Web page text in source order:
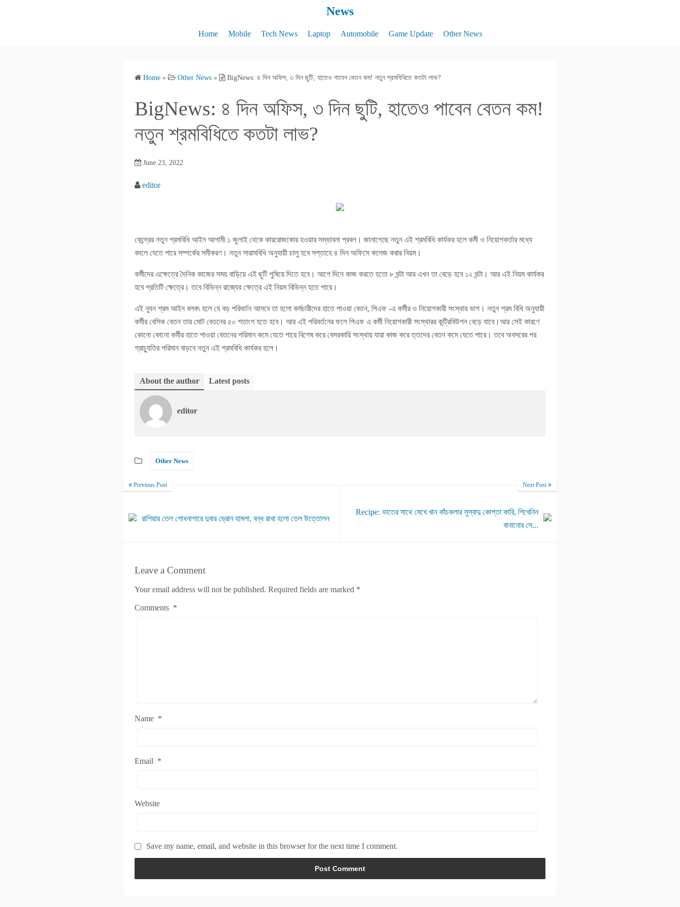
News
Home Mobile Tech News Laptop Automobile Game Update Other News
Home » Other News » BigNews: ৪ দিন অফিস, ৩ দিন ছুটি, হাতেও পাবেন বেতন কম! নতুন শ্রমবিধিতে কতটা লাভ?
BigNews: ৪ দিন অফিস, ৩ দিন ছুটি, হাতেও পাবেন বেতন কম!
নতুন শ্রমবিধিতে কতটা লাভ?
June 23, 2022
editor
কেন্দ্রের নতুন শ্রমবিধি আইন আগামী ১ জুলাই থেকে কাররোজকোর হওয়ার সম্ভাবনা প্রবল। জানাগেছে নতুন এই শ্রমবিধি কার্যকর হলে কর্মী ও নিয়োগকর্তার মধ্যে
বদলে যেতে পারে সম্পর্কের সমীকরণ। নতুন সারামবিধি অনুযায়ী চালু হবে সপ্তাহে ৪ দিন অফিসে কলেজ করার নিয়ম।
কর্মীদের এক্ষেত্রে দৈনিক কাজের সময় বাড়িয়ে এই ছুটি পুষিয়ে দিতে হবে। আগে দিনে কাজ করতে হতো ৮ ঘন্টা আর এখন তা বেড়ে হবে ১২ ঘন্টা। আর এই নিয়ম কার্যকর
হবে প্রতিটি ক্ষেত্রে। তবে বিভিন্ন রাজ্যের ক্ষেত্রে এই নিয়ম বিভিন্ন হতে পারে।
এই ন্যূন শ্রম আইন বলবৎ হলে যে বড় পরিবর্তন আসবে তা হলো কর্মচারীদের হাতে পাওয়া বেতন, পিএফ -এ কর্মীর ও নিয়োগকারী সংস্থার ভাগ। নতুন শ্রম বিধি অনুযায়ী
কর্মীর বেসিক বেতন তার মোট বেতনের ৫০ শতাংশ হতে হবে। আর এই পরিবর্তনের ফলে পিএফ এ কর্মী নিয়োগকারী সংস্থারর কন্ট্রিবিউশন বেড়ে যাবে।আর সেই কারণে
কোনো কোনো কর্মীর হাতে পাওয়া বেতনের পরিমান কমে যেতে পারে বিশেষ করে বেসরকারি সংস্থায় যারা কাজ করে ত্তদের বেতন কমে যেতে পারে। তবে অবসরের পর
গ্রাচ্যুতির পরিমান বাড়বে নতুন এই শ্রমবিধি কার্যকর হলে।
About the author Latest posts
editor
Other News
Previous Post
রাশিয়ার তেল শোধনাগারে দুবার ড্রোন হামলা, বন্ধ রাখা হলো তেল উত্তোলন
Next Post
Recipe: ভাতের সাথে মেখে খান কাঁচকলার সুস্বাদু কোপ্তা কারি, শিখেনিন
বানানোর সে...
Leave a Comment
Your email address will not be published. Required fields are marked *
Comments *
Name *
Email *
Website
Save my name, email, and website in this browser for the next time I comment.